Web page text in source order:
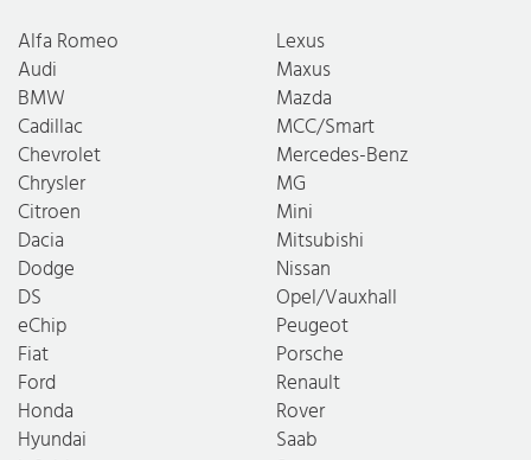
Alfa Romeo
Audi
BMW
Cadillac
Chevrolet
Chrysler
Citroen
Dacia
Dodge
DS
eChip
Fiat
Ford
Honda
Hyundai
Lexus
Maxus
Mazda
MCC/Smart
Mercedes-Benz
MG
Mini
Mitsubishi
Nissan
Opel/Vauxhall
Peugeot
Porsche
Renault
Rover
Saab